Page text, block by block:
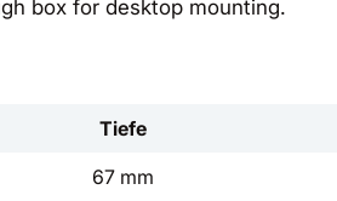
box for desktop mounting.
Tiefe
67 mm